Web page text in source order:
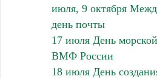
июля, 9 октября
день почты
17 июля День
ВМФ России
18 июля День